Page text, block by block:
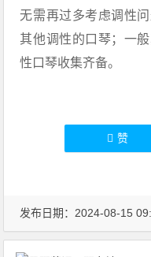
无需再过多考虑调性
其他调性的口琴；一
性口琴收集齐备。
赞
发布日期：2024-08-15